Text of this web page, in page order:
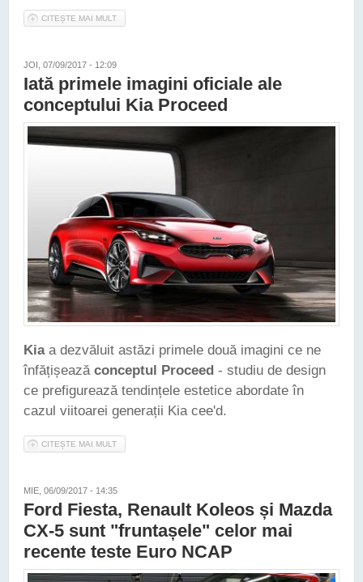
CITEȘTE MAI MULT
JOI, 07/09/2017 - 12:09
Iată primele imagini oficiale ale
conceptului Kia Proceed
Kiaa dezvăluit astăzi primele două imagini ce ne
înfățișează conceptul Proceed - studiu de design
ce prefigurează tendințele estetice abordate în
cazul viitoarei generații Kia cee'd.
CITEȘTE MAI MULT
MIE, 06/09/2017 - 14:35
Ford Fiesta, Renault Koleos și Mazda
CX-5 sunt "fruntașele" celor mai
recente teste Euro NCAP